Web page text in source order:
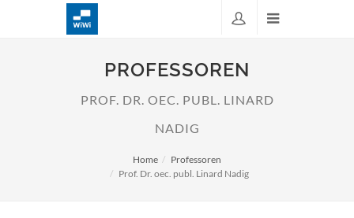
PROFESSOREN
PROF. DR. OEC. PUBL. LINARD
NADIG
Home
Professoren
Prof. Dr. oec. publ. Linard Nadig